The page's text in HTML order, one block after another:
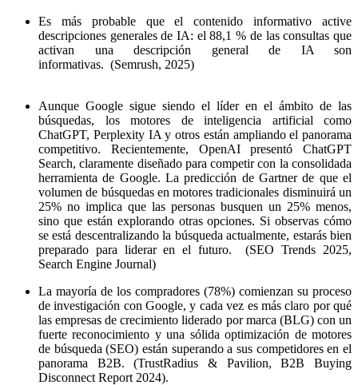
Es más probable que el contenido informativo active
descripciones generales de IA: el 88,1 % de las consultas que
activan una descripción general de IA son
informativas. (Semrush, 2025)
Aunque Google sigue siendo el líder en el ámbito de las
búsquedas, los motores de inteligencia artificial como
ChatGPT, Perplexity IA y otros están ampliando el panorama
competitivo. Recientemente, OpenAI presentó ChatGPT
Search, claramente diseñado para competir con la consolidada
herramienta de Google. La predicción de Gartner de que el
volumen de búsquedas en motores tradicionales disminuirá un
25% no implica que las personas busquen un 25% menos,
sino que están explorando otras opciones. Si observas cómo
se está descentralizando la búsqueda actualmente, estarás bien
preparado para liderar en el futuro.
(SEO Trends 2025,
Search Engine Journal)
La mayoría de los compradores (78%) comienzan su proceso
de investigación con Google, y cada vez es más claro por qué
las empresas de crecimiento liderado por marca (BLG) con un
fuerte reconocimiento y una sólida optimización de motores
de búsqueda (SEO) están superando a sus competidores en el
panorama B2B. (TrustRadius & Pavilion, B2B Buying
Disconnect Report 2024).